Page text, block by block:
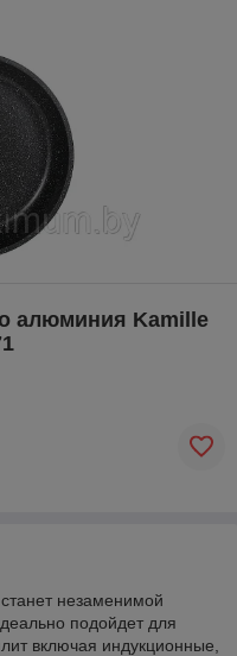
алюминия Kamille
станет незаменимой
подойдет для
включая индукционные,